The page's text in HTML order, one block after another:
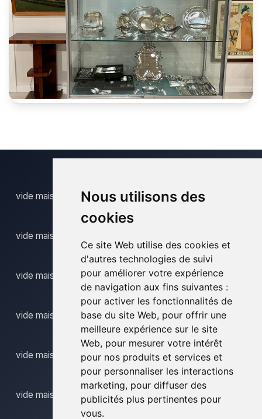
Nous utilisons des
cookies
Ce site Web utilise des cookies et
d'autres technologies de suivi
pour améliorer votre expérience
de navigation aux fins suivantes :
pour activer les fonctionnalités de
base du site Web, pour offrir une
meilleure expérience sur le site
Web, pour mesurer votre intérêt
pour nos produits et services et
pour personnaliser les interactions
marketing, pour diffuser des
publicités plus pertinentes pour
vous.
vide maison ouffet
vide maison saive
vide maison sougne remouchamps
vide maison vise
vide maison waimes
vide maison warsage